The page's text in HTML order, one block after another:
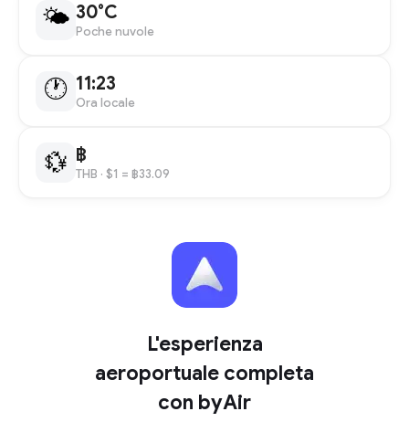
🌤 30°C
Poche nuvole
🕐 11:23
Ora locale
💱 ฿
THB · $1 = ฿33.09
L'esperienza
aeroportuale completa
con byAir